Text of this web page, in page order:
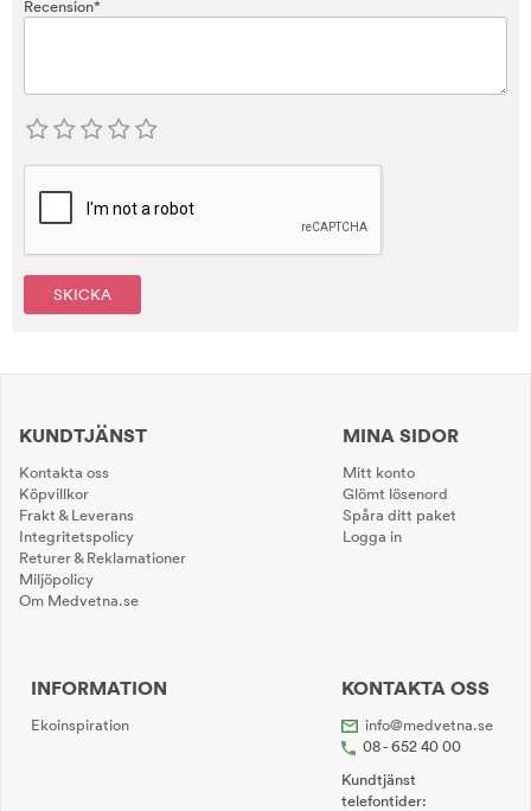
Recension*
SKICKA
KUNDTJÄNST
Kontakta oss
Köpvillkor
Frakt & Leverans
Integritetspolicy
Returer & Reklamationer
Miljöpolicy
Om Medvetna.se
MINA SIDOR
Mitt konto
Glömt lösenord
Spåra ditt paket
Logga in
INFORMATION
Ekoinspiration
KONTAKTA OSS
info@medvetna.se
08 - 652 40 00
Kundtjänst
telefontider: